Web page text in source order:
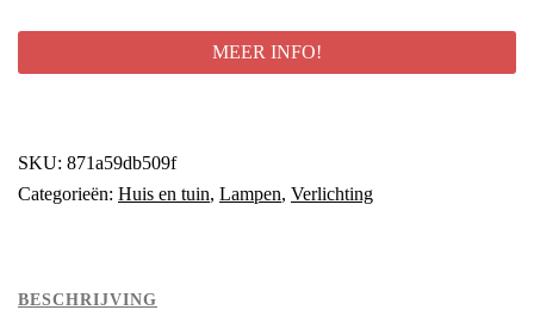
MEER INFO!
SKU: 871a59db509f
Categorieën: Huis en tuin, Lampen, Verlichting
BESCHRIJVING